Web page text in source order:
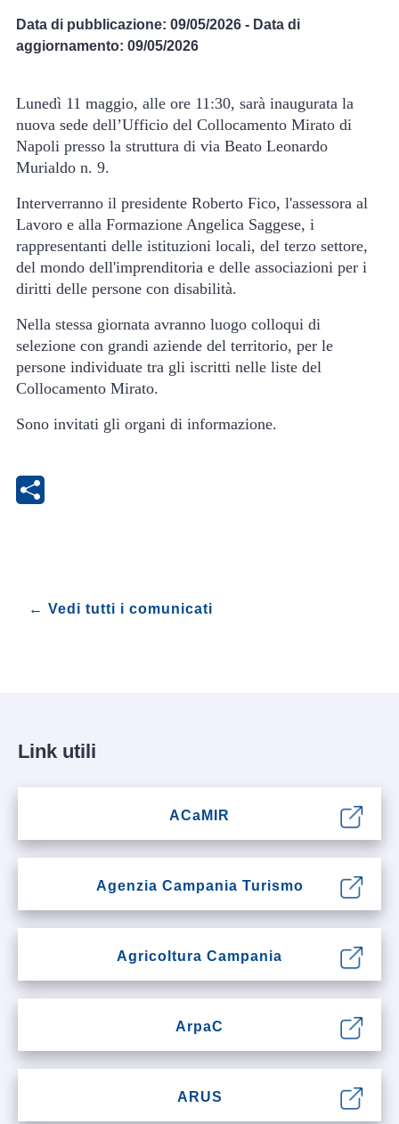
Data di pubblicazione: 09/05/2026 - Data di
aggiornamento: 09/05/2026
Lunedì 11 maggio, alle ore 11:30, sarà inaugurata la
nuova sede dell’Ufficio del Collocamento Mirato di
Napoli presso la struttura di via Beato Leonardo
Murialdo n. 9.
Interverranno il presidente Roberto Fico, l'assessora al
Lavoro e alla Formazione Angelica Saggese, i
rappresentanti delle istituzioni locali, del terzo settore,
del mondo dell'imprenditoria e delle associazioni per i
diritti delle persone con disabilità.
Nella stessa giornata avranno luogo colloqui di
selezione con grandi aziende del territorio, per le
persone individuate tra gli iscritti nelle liste del
Collocamento Mirato.
Sono invitati gli organi di informazione.
← Vedi tutti i comunicati
Link utili
ACaMIR
Agenzia Campania Turismo
Agricoltura Campania
ArpaC
ARUS